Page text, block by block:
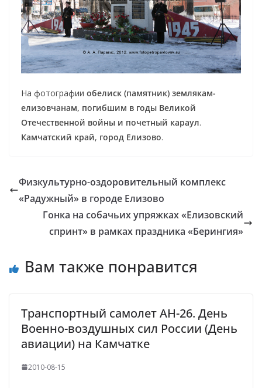
На фотографии обелиск (памятник) землякам-
елизовчанам, погибшим в годы Великой
Отечественной войны и почетный караул.
Камчатский край, город Елизово.
Физкультурно-оздоровительный комплекс
«Радужный» в городе Елизово
Гонка на собачьих упряжках «Елизовский
спринт» в рамках праздника «Берингия»
Вам также понравится
Транспортный самолет АН-26. День
Военно-воздушных сил России (День
авиации) на Камчатке
2010-08-15